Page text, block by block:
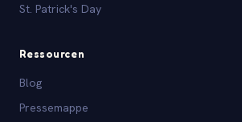
St. Patrick's Day
Ressourcen
Blog
Pressemappe